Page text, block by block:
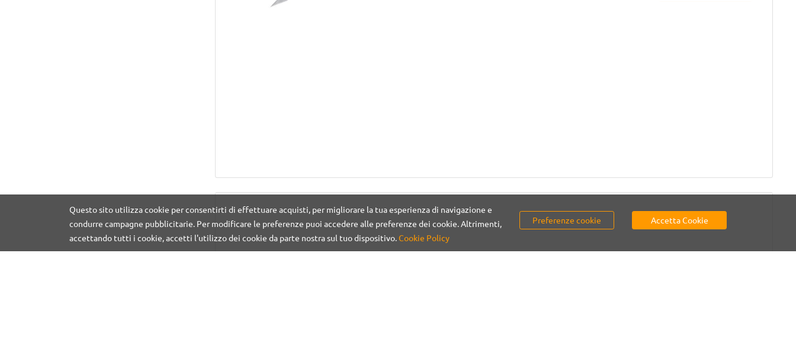
Questo sito utilizza cookie per consentirti di effettuare acquisti, per migliorare la tua esperienza di navigazione e
condurre campagne pubblicitarie. Per modificare le preferenze puoi accedere alle preferenze dei cookie. Altrimenti,
accettando tutti i cookie, accetti l'utilizzo dei cookie da parte nostra sul tuo dispositivo.Cookie Policy
Preferenze cookie Accetta Cookie